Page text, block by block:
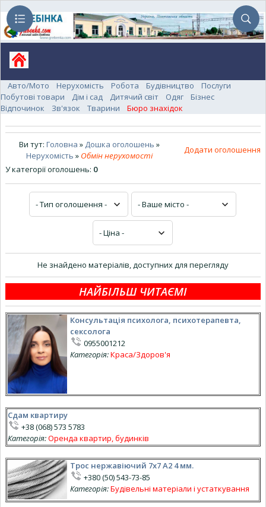
Авто/Мото Нерухомість Робота Будівництво
Послуги
Побутові товари
Дім і сад Дитячий світ Одяг
Бізнес
Відпочинок
Зв'язок Тварини Бюро знахідок
Ви тут: Головна » Дошка оголошень »
Нерухомість » Обмін нерухомості
Додати оголошення
У категорії оголошень: 0
Не знайдено матеріалів, доступних для перегляду
НАЙБІЛЬШ ЧИТАЄМІ
Консультація психолога, психотерапевта,
сексолога
0955001212
Категорія:Краса/Здоров'я
Сдам квартиру
+38 (068) 573 5783
Категорія:Оренда квартир, будинків
Трос нержавіючий 7х7 А2 4 мм.
+380 (50) 543-73-85
Категорія:Будівельні матеріали і устаткування